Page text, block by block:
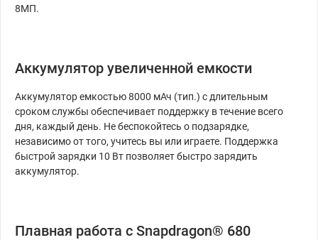
8МП.
Аккумулятор увеличенной емкости
Аккумулятор емкостью 8000 мАч (тип.) с длительным
сроком службы обеспечивает поддержку в течение всего
дня, каждый день. Не беспокойтесь о подзарядке,
независимо от того, учитесь вы или играете. Поддержка
быстрой зарядки 10 Вт позволяет быстро зарядить
аккумулятор.
Плавная работа с Snapdragon® 680